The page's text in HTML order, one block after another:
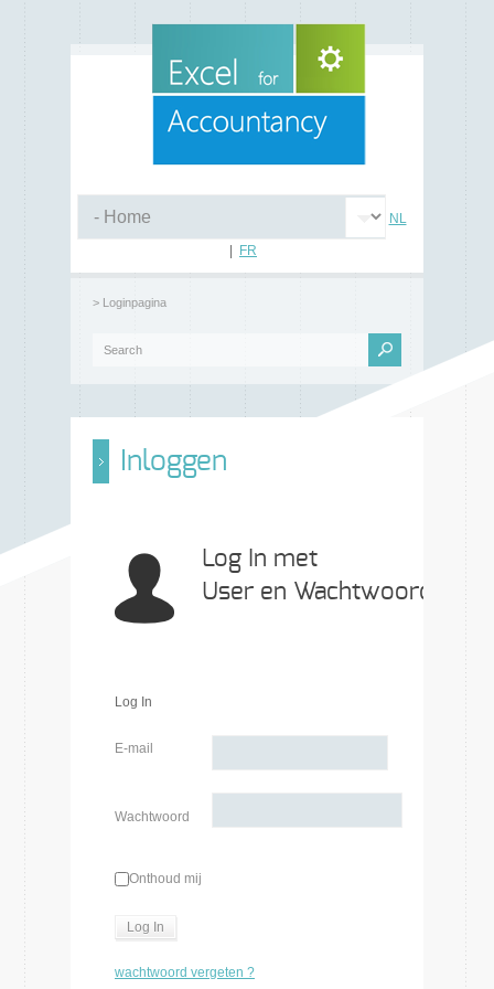
NL
FR
> Loginpagina
Inloggen
Log In met
User en Wachtwoord
Log In
E-mail
Wachtwoord
Onthoud mij
wachtwoord vergeten ?